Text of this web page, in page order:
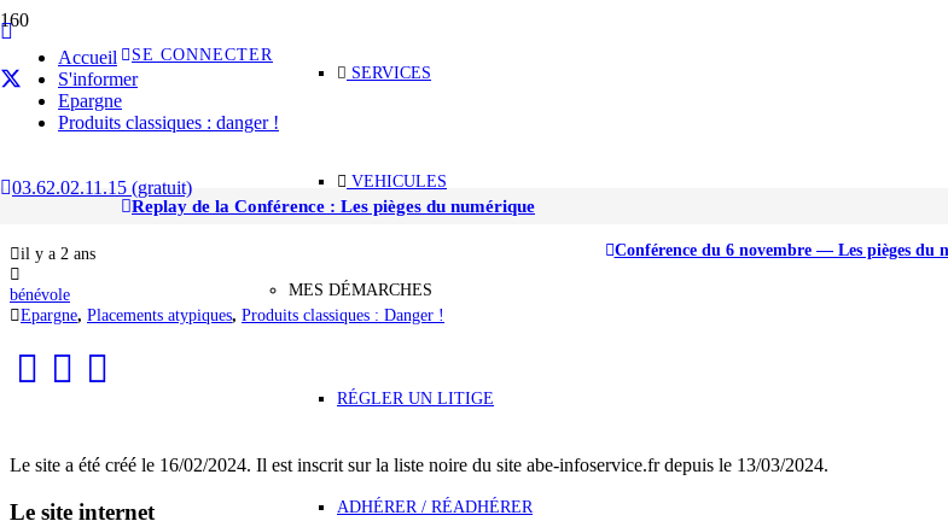
SE CONNECTER
03.62.02.11.15 (gratuit)
SERVICES
VEHICULES
MES DÉMARCHES
RÉGLER UN LITIGE
ADHÉRER / RÉADHÉRER
Replay de la Conférence : Les pièges du numérique
Conférence du 6 novembre — Les pièges du
Accueil
S'informer
Epargne
Produits classiques : danger !
Le site courtier-europe.com
il y a 2 ans
bénévole
Epargne, Placements atypiques, Produits classiques : Danger !
Le site a été créé le 16/02/2024. Il est inscrit sur la liste noire du site abe-infoservice.fr depuis le 13/03/2024.
Le site internet